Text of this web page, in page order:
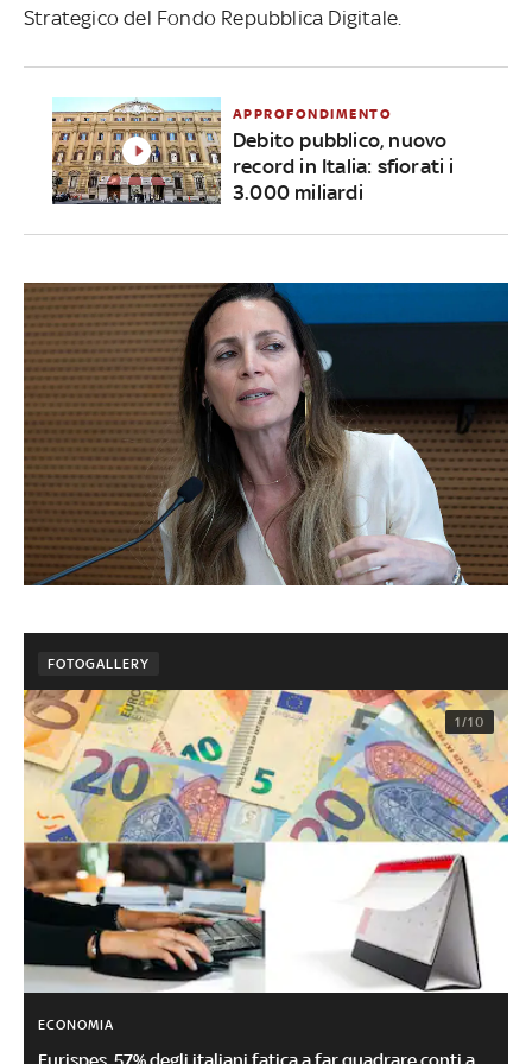
Strategico del Fondo Repubblica Digitale.
APPROFONDIMENTO
Debito pubblico, nuovo
record in Italia: sfiorati i
3.000 miliardi
FOTOGALLERY
1/10
ECONOMIA
Eurispes, 57% degli italiani fatica a far quadrare conti a